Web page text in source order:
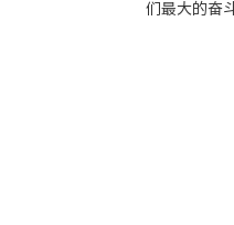
们最大的奋